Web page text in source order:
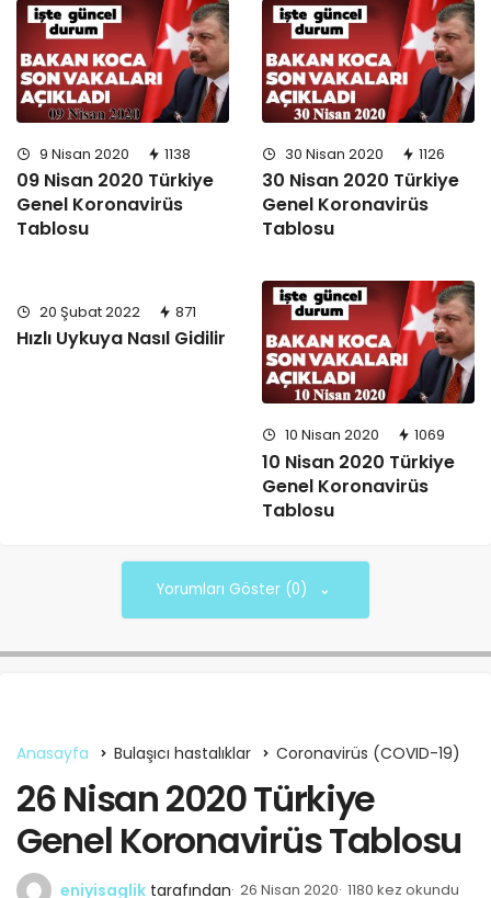
9 Nisan 2020 1138
09 Nisan 2020 Türkiye
Genel Koronavirüs
Tablosu
30 Nisan 2020 1126
30 Nisan 2020 Türkiye
Genel Koronavirüs
Tablosu
20 Şubat 2022 871
Hızlı Uykuya Nasıl Gidilir
10 Nisan 2020 1069
10 Nisan 2020 Türkiye
Genel Koronavirüs
Tablosu
Yorumları Göster (0)
Anasayfa Bulaşıcı hastalıklar Coronavirüs (COVID-19)
26 Nisan 2020 Türkiye
Genel Koronavirüs Tablosu
eniyisaglik tarafından 26 Nisan 2020 1180 kez okundu